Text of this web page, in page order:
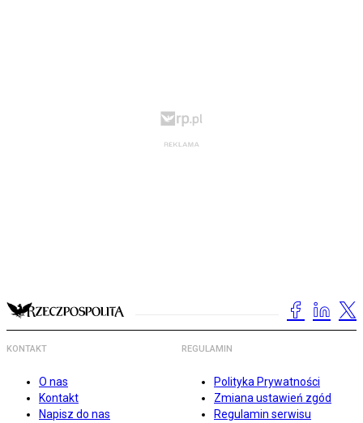
KONTAKT
O nas
Kontakt
Napisz do nas
REGULAMIN
Polityka Prywatności
Zmiana ustawień zgód
Regulamin serwisu